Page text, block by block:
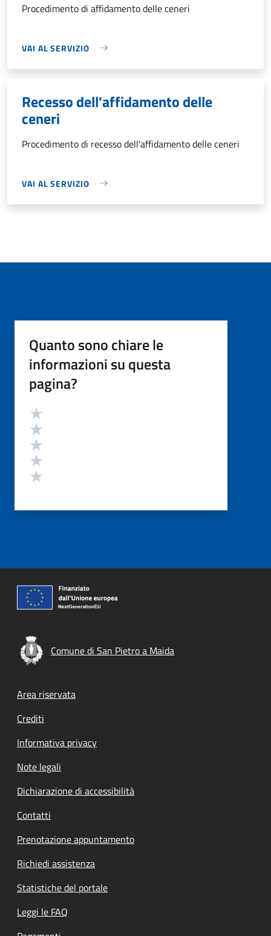
Procedimento di affidamento delle ceneri
VAI AL SERVIZIO
Recesso dell'affidamento delle
ceneri
Procedimento di recesso dell'affidamento delle ceneri
VAI AL SERVIZIO
Quanto sono chiare le
informazioni su questa
pagina?
Valutazione
Comune di San Pietro a Maida
Footer menu
Area riservata
Crediti
Informativa privacy
Note legali
Dichiarazione di accessibilità
Contatti
Prenotazione appuntamento
Richiedi assistenza
Statistiche del portale
Leggi le FAQ